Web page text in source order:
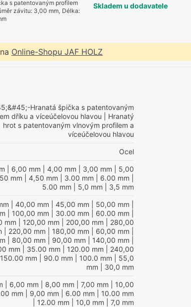
s patentovaným profilem
závitu: 3,00 mm, Délka:
Skladem u dodavatele
Online-Shopu JAF HOLZ
Hranatá špička s patentovaným
dříku a víceúčelovou hlavou | Hranatý
hrot s patentovaným vlnovým profilem a
víceúčelovou hlavou
Ocel
| 6,00 mm | 4,00 mm | 3,00 mm | 5,00
mm | 4,50 mm | 3.00 mm | 6.00 mm
5.00 mm | 5,0 mm | 3,5 mm
| 40,00 mm | 45,00 mm | 50,00 mm
| 100,00 mm | 30.00 mm | 60.00 mm
mm | 120,00 mm | 200,00 mm | 280,00
| 220,00 mm | 180,00 mm | 60,00 mm
| 80,00 mm | 90,00 mm | 140,00 mm
mm | 35.00 mm | 120.00 mm | 240,00
150.00 mm | 90.0 mm | 100.0 mm | 55,0
mm | 30,0 mm
| 6,00 mm | 8,00 mm | 7,00 mm | 10,00
mm | 9,00 mm | 6.00 mm | 10.00 mm
| 12.00 mm | 10,0 mm | 7,0 mm